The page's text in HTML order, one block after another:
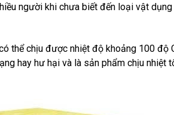
người khi chưa biết đến loại vật
thể chịu được nhiệt độ khoảng 100
hay hư hại và là sản phẩm chịu nhiệt